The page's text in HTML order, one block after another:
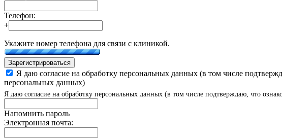
Телефон:
+
Укажите номер телефона для связи с клиникой.
Зарегистрироваться
Я даю согласие на обработку персональных данных (в том числе
персональных данных)
Я даю согласие на обработку персональных данных (в том числе подтверждаю, что
Напомнить пароль
Электронная почта: